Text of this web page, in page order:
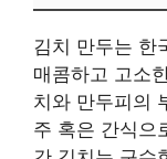
김치 만두는 한
매콤하고 고소
치와 만두피의
주 혹은 간식으